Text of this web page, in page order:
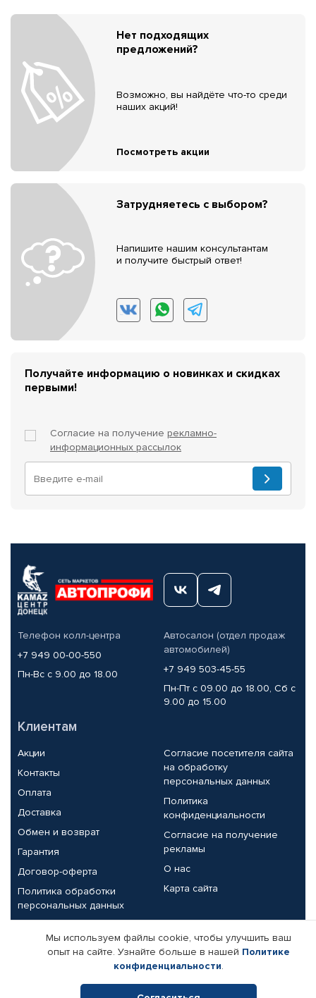
Нет подходящих
предложений?
Возможно, вы найдёте что-то среди
наших акций!
Посмотреть акции
Затрудняетесь с выбором?
Напишите нашим консультантам
и получите быстрый ответ!
Получайте информацию о новинках и скидках
первыми!
Согласие на получение рекламно-
информационных рассылок
Телефон колл-центра
+7 949 00-00-550
Пн-Вс с 9.00 до 18.00
Автосалон (отдел продаж
автомобилей)
+7 949 503-45-55
Пн-Пт с 09.00 до 18.00, Сб с
9.00 до 15.00
Клиентам
Акции
Контакты
Оплата
Доставка
Обмен и возврат
Гарантия
Договор-оферта
Политика обработки
персональных данных
Согласие посетителя сайта
на обработку
персональных данных
Политика
конфиденциальности
Согласие на получение
рекламы
О нас
Карта сайта
Партнерам
Корпоративным клиентам
Поставщикам
Реквизиты компании
Мы используем файлы cookie, чтобы улучшить ваш
опыт на сайте. Узнайте больше в нашей Политике
конфиденциальности.